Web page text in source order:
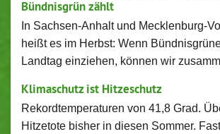
Bündnisgrün zählt
In Sachsen-Anhalt und Mecklenburg-
heißt es im Herbst: Wenn
Landtag einziehen, können wir
Klimaschutz ist Hitzeschutz
Rekordtemperaturen von 41,8 Grad.
Hitzetote bisher in diesen Sommer.